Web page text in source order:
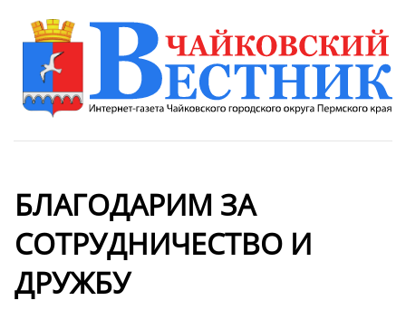
БЛАГОДАРИМ ЗА
СОТРУДНИЧЕСТВО И
ДРУЖБУ